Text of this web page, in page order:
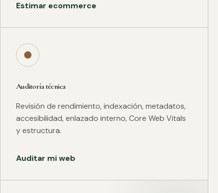
Estimar ecommerce
●
Auditoría técnica
Revisión de rendimiento, indexación, metadatos,
accesibilidad, enlazado interno, Core Web Vitals
y estructura.
Auditar mi web